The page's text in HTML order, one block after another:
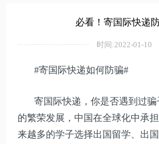
必看！寄国际快递
时间:2022-01-10
#寄国际快递如何防骗#
寄国际快递，你是否遇到过
的繁荣发展，中国在全球化中承
来越多的学子选择出国留学、出